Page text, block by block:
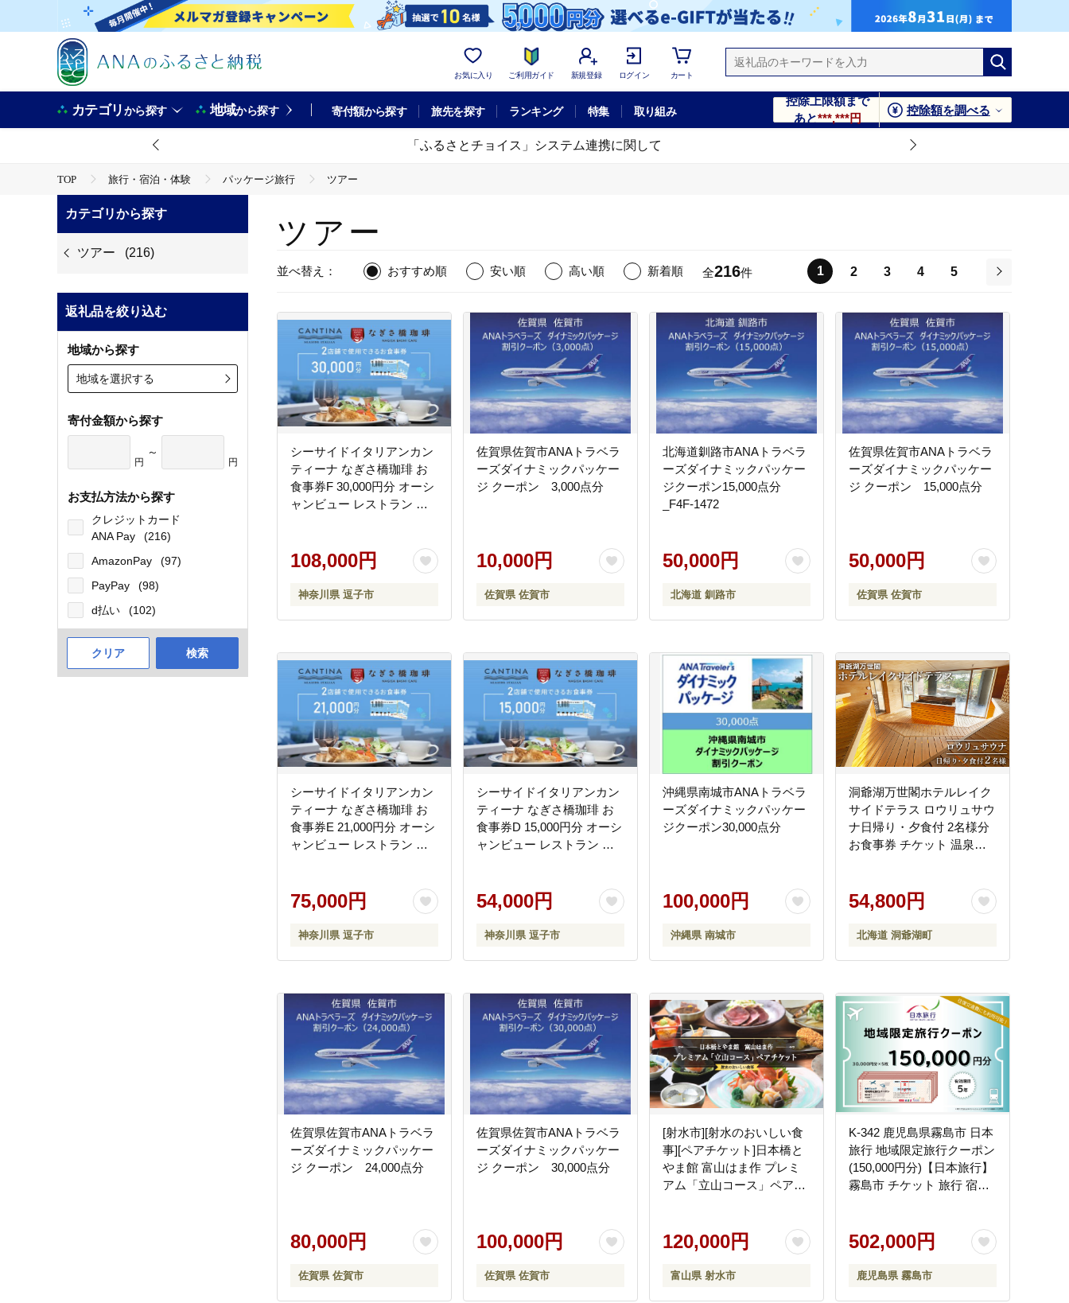
お気に入り ご利用ガイド 新規登録 ログイン カート
カテゴリから探す 地域から探す 寄付額から探す 旅先を探す ランキング 特集 取り組み
控除上限額まで
あと***,***円
控除額を調べる
「ふるさとチョイス」システム連携に関して
TOP 旅行・宿泊・体験 パッケージ旅行 ツアー
カテゴリから探す
ツアー (216)
返礼品を絞り込む
地域から探す
地域を選択する
寄付金額から探す
円
～
円
お支払方法から探す
クレジットカード
ANA Pay
(216)
AmazonPay
(97)
PayPay
(98)
d払い
(102)
クリア 検索
ツアー
並べ替え： おすすめ順 安い順 高い順 新着順 全216件 1 2 3 4
5
シーサイドイタリアンカン
ティーナ なぎさ橋珈琲 お
食事券F 30,000円分 オーシ
ャンビュー レストラン カ
108,000円
神奈川県 逗子市
佐賀県佐賀市ANAトラベラ
ーズダイナミックパッケー
ジ クーポン 3,000点分
10,000円
佐賀県 佐賀市
北海道釧路市ANAトラベラ
ーズダイナミックパッケー
ジクーポン15,000点分
_F4F-1472
50,000円
北海道 釧路市
佐賀県佐賀市ANAトラベラ
ーズダイナミックパッケー
ジ クーポン 15,000点分
50,000円
佐賀県 佐賀市
シーサイドイタリアンカン
ティーナ なぎさ橋珈琲 お
食事券E 21,000円分 オーシ
ャンビュー レストラン カ
75,000円
神奈川県 逗子市
シーサイドイタリアンカン
ティーナ なぎさ橋珈琲 お
食事券D 15,000円分 オーシ
ャンビュー レストラン カ
54,000円
神奈川県 逗子市
沖縄県南城市ANAトラベラ
ーズダイナミックパッケー
ジクーポン30,000点分
100,000円
沖縄県 南城市
洞爺湖万世閣ホテルレイク
サイドテラス ロウリュサウ
ナ日帰り・夕食付 2名様分
お食事券 チケット 温泉利
景 アクティビティ 旅 旅行
トラベル ご褒美 記念日 癒
し ジオパーク 洞爺湖町
54,800円
北海道 洞爺湖町
佐賀県佐賀市ANAトラベラ
ーズダイナミックパッケー
ジ クーポン 24,000点分
80,000円
佐賀県 佐賀市
佐賀県佐賀市ANAトラベラ
ーズダイナミックパッケー
ジ クーポン 30,000点分
100,000円
佐賀県 佐賀市
[射水市][射水のおいしい食
事][ペアチケット]日本橋と
やま館 富山はま作 プレミ
アム「立山コース」ペアチ
120,000円
富山県 射水市
K-342 鹿児島県霧島市 日本
旅行 地域限定旅行クーポン
(150,000円分)【日本旅行】
霧島市 チケット 旅行 宿泊
休み 家族旅行 一人旅 トラ
ベルクーポン 霧島
502,000円
鹿児島県 霧島市